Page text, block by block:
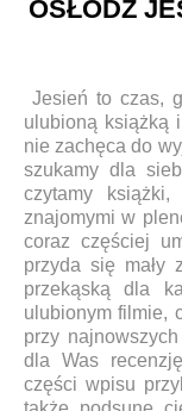
OSŁÓDŹ
Jesień to czas,
ulubioną książką
nie zachęca do
szukamy dla
czytamy książki,
znajomymi w
coraz częściej
przyda się mały
przekąską dla
ulubionym filmie,
przy
dla Was
części wpisu